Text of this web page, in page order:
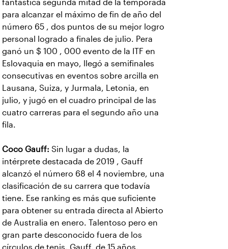
fantástica segunda mitad de la temporada
para alcanzar el máximo de fin de año del
número 65 , dos puntos de su mejor logro
personal logrado a finales de julio. Pera
ganó un $ 100 , 000 evento de la ITF en
Eslovaquia en mayo, llegó a semifinales
consecutivas en eventos sobre arcilla en
Lausana, Suiza, y Jurmala, Letonia, en
julio, y jugó en el cuadro principal de las
cuatro carreras para el segundo año una
fila.
Coco Gauff: Sin lugar a dudas, la
intérprete destacada de 2019 , Gauff
alcanzó el número 68 el 4 noviembre, una
clasificación de su carrera que todavía
tiene. Ese ranking es más que suficiente
para obtener su entrada directa al Abierto
de Australia en enero. Talentoso pero en
gran parte desconocido fuera de los
círculos de tenis, Gauff, de 15 años,